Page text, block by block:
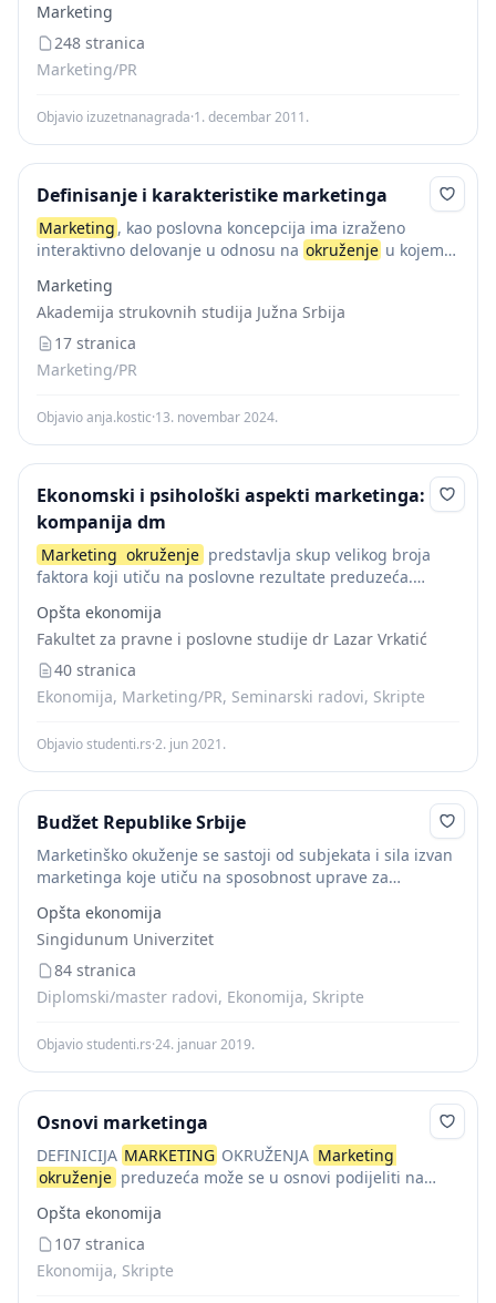
okruženju. U oba slučaja
sastoji od nekontrolisanih...
Marketing
248 stranica
Marketing/PR
Objavio izuzetnanagrada·1. decembar 2011.
Definisanje i karakteristike marketinga
Marketing , kao poslovna koncepcija ima izraženo
interaktivno delovanje u odnosu na okruženje u kojem
provesti sledeće razgraničenje
mikrookruženje...
Marketing
Akademija strukovnih studija Južna Srbija
17 stranica
Marketing/PR
Objavio anja.kostic·13. novembar 2024.
Ekonomski i psihološki aspekti marketinga:
kompanija dm
Marketing okruženje predstavlja skup velikog broja
faktora koji utiču na poslovne rezultate preduzeća.
koje stupaju tržišni akteri. Preduzeće pokušava da utiče
naokruženje,...
Opšta ekonomija
Fakultet za pravne i poslovne studije dr Lazar Vrkatić
40 stranica
Ekonomija, Marketing/PR, Seminarski radovi, Skripte
Objavio studenti.rs·2. jun 2021.
Budžet Republike Srbije
Marketinško okuženje se sastoji od subjekata i sila izvan
marketinga koje utiču na sposobnost uprave za
ciljnim klijentima. Marketinško
Opšta ekonomija
Singidunum Univerzitet
84 stranica
Diplomski/master radovi, Ekonomija, Skripte
Objavio studenti.rs·24. januar 2019.
Osnovi marketinga
DEFINICIJA MARKETING OKRUŽENJA Marketing
okruženje preduzeća može se u osnovi podijeliti na
čine u stvari druga preduzeća sa kojima je ono poslovno
povezano...
Opšta ekonomija
107 stranica
Ekonomija, Skripte